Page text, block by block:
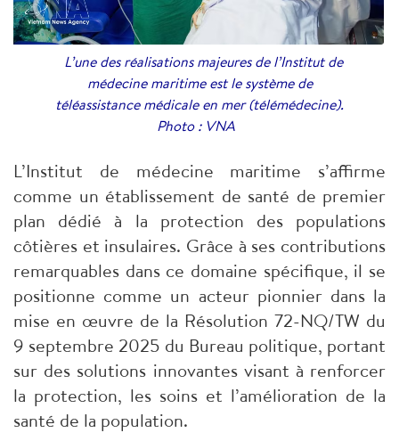
L’une des réalisations majeures de l’Institut de
médecine maritime est le système de
téléassistance médicale en mer (télémédecine).
Photo : VNA
L’Institut de médecine maritime s’affirme
comme un établissement de santé de premier
plan dédié à la protection des populations
côtières et insulaires. Grâce à ses contributions
remarquables dans ce domaine spécifique, il se
positionne comme un acteur pionnier dans la
mise en œuvre de la Résolution 72-NQ/TW du
9 septembre 2025 du Bureau politique, portant
sur des solutions innovantes visant à renforcer
la protection, les soins et l’amélioration de la
santé de la population.